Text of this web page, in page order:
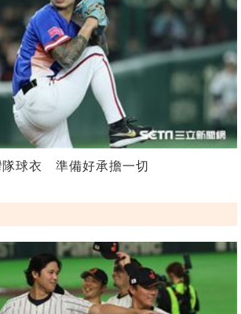
隊球衣 準備好承擔一切